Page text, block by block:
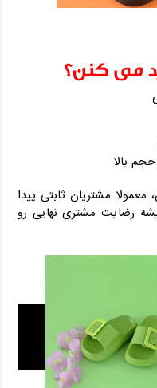
می ‌کنن؟
بالا
مشتریان ثابتی پیدا
رضایت مشتری نهایی رو